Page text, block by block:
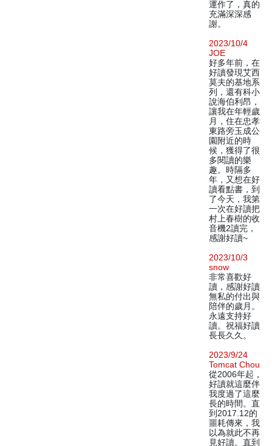
運作了，真的
充滿深深感
謝。
2023/10/4
JOE
好多年前，在
好讀發現艾西
莫夫的基地系
列，還有科小
說海伯利昂，
讓我在年輕歲
月，住在忠孝
東路旁玉成公
園附近的時
候，獲得了很
多閱讀的樂
趣。時隔多
年，又想在好
讀看點書，到
了今天，我第
一次在好讀把
村上春樹的收
音機2讀完，
感謝好讀~
2023/10/3
snow
非常喜歡好
讀，感謝好讀
無私的付出與
陪伴的歲月。
永遠支持好
讀。祝福好讀
長長久久。
2023/9/24
Tomcat Chou
從2006年起，
好讀就這麼伴
我度過了這麼
長的時間。直
到2017.12的
噩耗傳來，我
以為就此不再
見好讀。直到